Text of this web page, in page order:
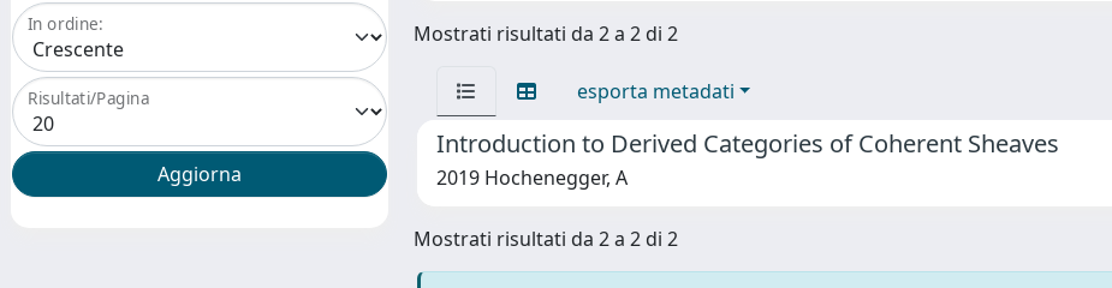
In ordine:
Risultati/Pagina
Mostrati risultati da 2 a 2 di 2
esporta metadati
Introduction to Derived Categories of Coherent Sheaves
2019 Hochenegger, A
Mostrati risultati da 2 a 2 di 2